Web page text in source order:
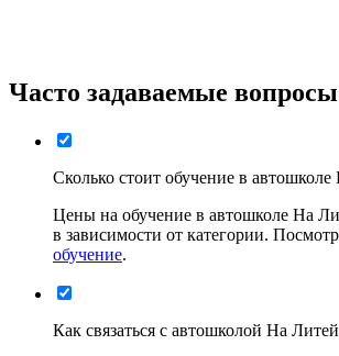
Часто задаваемые вопросы
Сколько стоит обучение в
Цены на обучение в автошколе На
в зависимости от категории.
обучение.
Как связаться с автошколой На